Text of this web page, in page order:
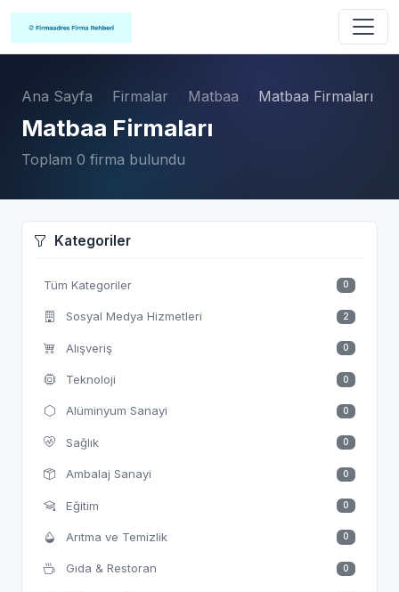
Ana Sayfa Firmalar Matbaa Matbaa Firmaları
Matbaa Firmaları
Toplam 0 firma bulundu
Kategoriler
Tüm Kategoriler 0
Sosyal Medya Hizmetleri 2
Alışveriş 0
Teknoloji 0
Alüminyum Sanayi 0
Sağlık 0
Ambalaj Sanayi 0
Eğitim 0
Arıtma ve Temizlik 0
Gıda & Restoran 0